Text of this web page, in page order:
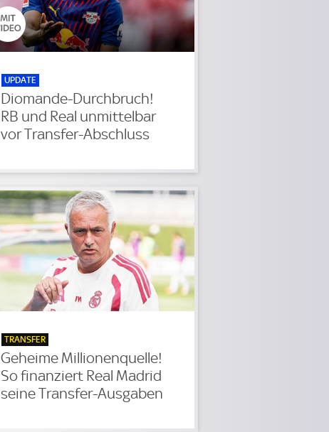
UPDATE
Diomande-Durchbruch!
RB und Real unmittelbar
vor Transfer-Abschluss
TRANSFER
Geheime Millionenquelle!
So finanziert Real Madrid
seine Transfer-Ausgaben